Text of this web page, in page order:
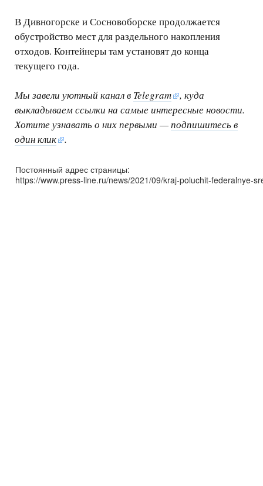
В Дивногорске и Сосновоборске продолжается
обустройство мест для раздельного накопления
отходов. Контейнеры там установят до конца
текущего года.
Мы завели уютный канал в Telegram
, куда
выкладываем ссылки на самые интересные новости.
Хотите узнавать о них первыми —подпишитесь в
один клик
.
Постоянный адрес страницы:
https://www.press-line.ru/news/2021/09/kraj-poluchit-federalnye-